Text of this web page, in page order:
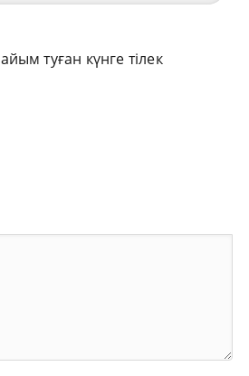
туған күнге тілек